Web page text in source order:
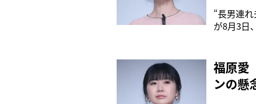
“長男連
が8月3日
テルの
もあった
福原愛
ンの懸